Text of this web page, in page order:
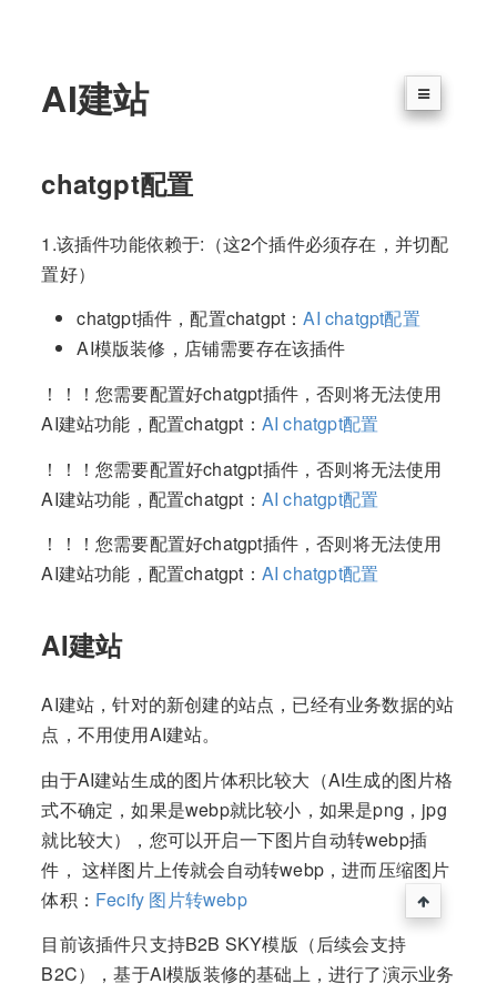
AI建站
chatgpt配置
1.该插件功能依赖于:（这2个插件必须存在，并切配
置好）
chatgpt插件，配置chatgpt：AI chatgpt配置
AI模版装修，店铺需要存在该插件
！！！您需要配置好chatgpt插件，否则将无法使用
AI建站功能，配置chatgpt： AI chatgpt配置
！！！您需要配置好chatgpt插件，否则将无法使用
AI建站功能，配置chatgpt： AI chatgpt配置
！！！您需要配置好chatgpt插件，否则将无法使用
AI建站功能，配置chatgpt： AI chatgpt配置
AI建站
AI建站，针对的新创建的站点，已经有业务数据的站
点，不用使用AI建站。
由于AI建站生成的图片体积比较大（AI生成的图片格
式不确定，如果是webp就比较小，如果是png，jpg
就比较大），您可以开启一下图片自动转webp插
件， 这样图片上传就会自动转webp，进而压缩图片
体积： Fecify 图片转webp
目前该插件只支持B2B SKY模版（后续会支持
B2C），基于AI模版装修的基础上，进行了演示业务